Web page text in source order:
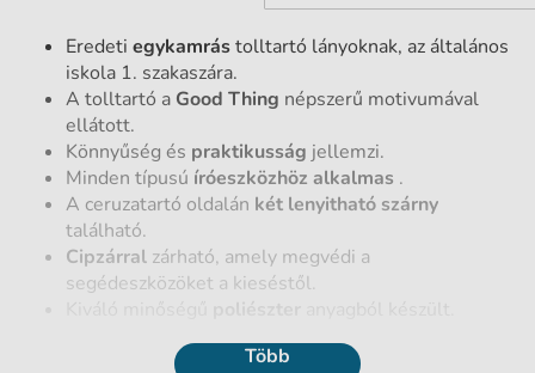
Eredeti egykamrástolltartó lányoknak, az általános
iskola 1. szakaszára.
A tolltartó a Good Thing népszerű motivumával
ellátott.
Könnyűség és praktikusság jellemzi.
Minden típusú íróeszközhöz alkalmas .
A ceruzatartó oldalán két lenyitható szárny
található.
Cipzárral zárható, amely megvédi a
segédeszközöket a kieséstől.
Több